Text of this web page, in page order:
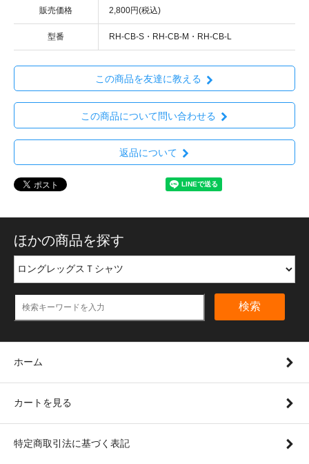
販売価格 2,800円(税込)
型番 RH-CB-S・RH-CB-M・RH-CB-L
この商品を友達に教える
この商品について問い合わせる
返品について
ほかの商品を探す
検索
ホーム
カートを見る
特定商取引法に基づく表記